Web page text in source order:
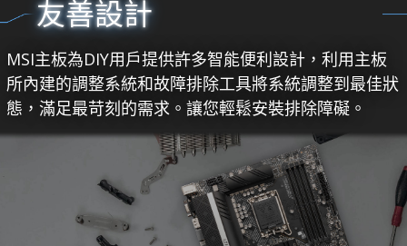
友善設計
MSI主板為DIY用戶提供許多智能便利設計，利用主板
所內建的調整系統和故障排除工具將系統調整到最佳狀
態，滿足最苛刻的需求。讓您輕鬆安裝排除障礙。